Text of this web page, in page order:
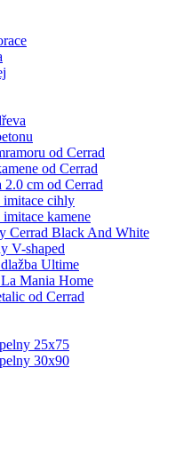
od Cerrad
od Cerrad
cm od Cerrad
imitace cihly
kamene
Cerrad Black And White
V-shaped
Ultime
Mania Home
od Cerrad
25x75
30x90